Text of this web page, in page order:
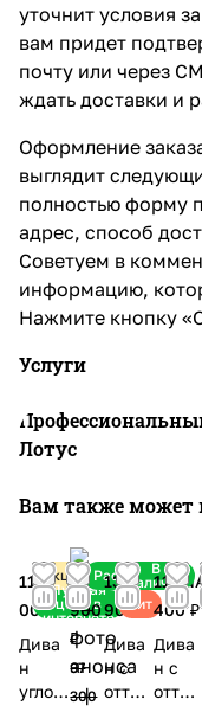
уточнит условия
вам придет
почту или через
ждать доставки и
Оформление
выглядит
полностью форму
адрес, способ
Советуем в
информацию,
Нажмите кнопку
Услуги
Лотус
Вам также может
Акция
Лучшая
цена в
интернете
118
000 ₽
Дива
н
углов
Распродажа
69
900
₽
97
300
В
наличии
Хит
132
900 ₽
Дива
н с
оттом
118
400 ₽
Дива
н с
оттом